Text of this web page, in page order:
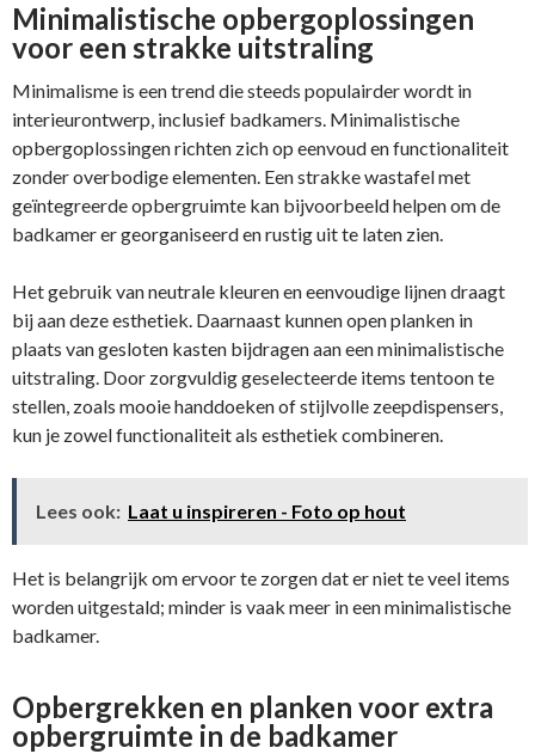
Minimalistische opbergoplossingen
voor een strakke uitstraling
Minimalisme is een trend die steeds populairder wordt in
interieurontwerp, inclusief badkamers. Minimalistische
opbergoplossingen richten zich op eenvoud en functionaliteit
zonder overbodige elementen. Een strakke wastafel met
geïntegreerde opbergruimte kan bijvoorbeeld helpen om de
badkamer er georganiseerd en rustig uit te laten zien.
Het gebruik van neutrale kleuren en eenvoudige lijnen draagt
bij aan deze esthetiek. Daarnaast kunnen open planken in
plaats van gesloten kasten bijdragen aan een minimalistische
uitstraling. Door zorgvuldig geselecteerde items tentoon te
stellen, zoals mooie handdoeken of stijlvolle zeepdispensers,
kun je zowel functionaliteit als esthetiek combineren.
Lees ook: Laat u inspireren - Foto op hout
Het is belangrijk om ervoor te zorgen dat er niet te veel items
worden uitgestald; minder is vaak meer in een minimalistische
badkamer.
Opbergrekken en planken voor extra
opbergruimte in de badkamer